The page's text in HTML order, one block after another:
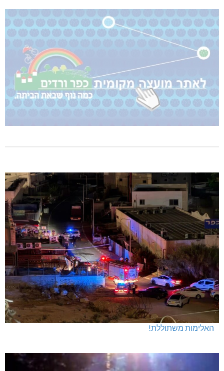
האלימות משתוללת!